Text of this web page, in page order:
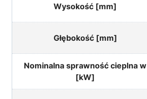
Wysokość [mm]
Głębokość [mm]
Nominalna sprawność cieplna w
[kW]